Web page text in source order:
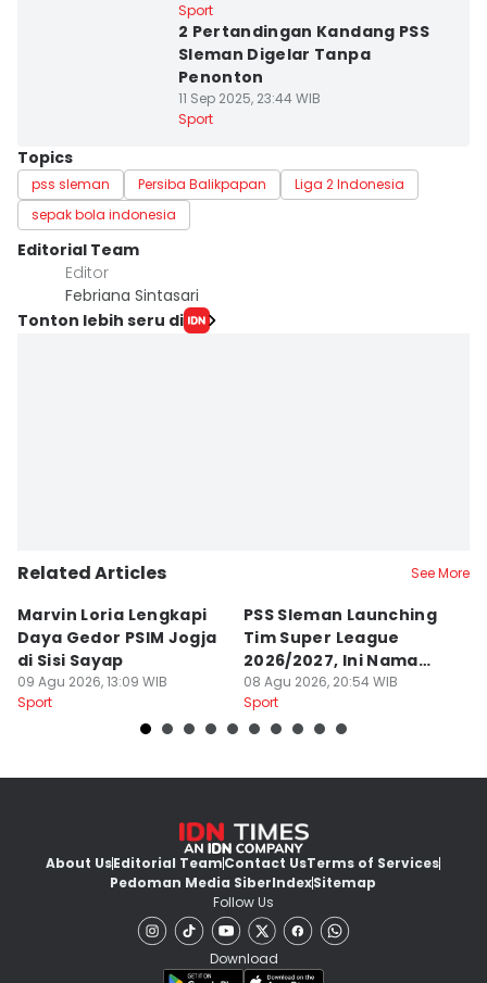
Sport
2 Pertandingan Kandang PSS
Sleman Digelar Tanpa
Penonton
11 Sep 2025, 23:44 WIB
Sport
Topics
pss sleman Persiba Balikpapan
Liga 2 Indonesia
sepak bola indonesia
Editorial Team
Editor
Febriana Sintasari
Tonton lebih seru di
Related Articles See More
Marvin Loria Lengkapi
Daya Gedor PSIM Jogja
di Sisi Sayap
09 Agu 2026, 13:09 WIB
Sport
PSS Sleman Launching
Tim Super League
2026/2027, Ini Nama
Para Pemain
08 Agu 2026, 20:54 WIB
Sport
About UsEditorial TeamContact UsTerms of Services
Pedoman Media SiberIndexSitemap
Follow Us
Download